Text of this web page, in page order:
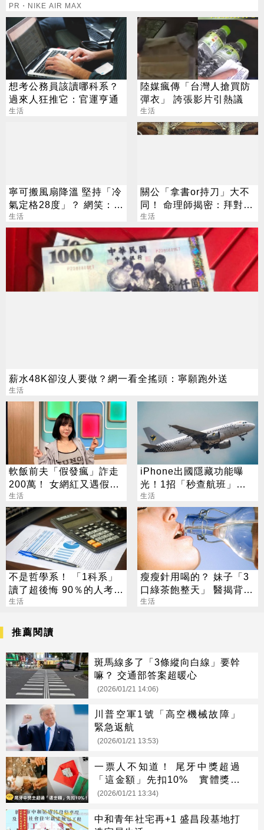
PR・NIKE AIR MAX
想考公務員該讀哪科系？
過來人狂推它：官運亨通
生活
陸媒瘋傳「台灣人搶買防
彈衣」 誇張影片引熱議
生活
寧可搬風扇降溫 堅持「冷
氣定格28度」？ 網笑：全
台長輩通病
生活
關公「拿書or持刀」大不
同！ 命理師揭密：拜對大
加分、拜錯恐虧本
生活
薪水48K卻沒人要做？網一看全搖頭：寧願跑外送
生活
軟飯前夫「假發瘋」詐走
200萬！ 女網紅又遇假富
豪 養套殺噴2千萬
生活
iPhone出國隱藏功能曝
光！1招「秒查航班」萬
人狂讚：超方便
生活
不是哲學系！ 「1科系」
讀了超後悔 90％的人考不
上證照
生活
瘦瘦針用喝的？ 妹子「3
口綠茶飽整天」 醫揭背後
真相
生活
推薦閱讀
斑馬線多了「3條縱向白線」要幹
嘛？ 交通部答案超暖心
(2026/01/21 14:06)
川普空軍1號「高空機械故障」
緊急返航
(2026/01/21 13:53)
一票人不知道！ 尾牙中獎超過
「這金額」先扣10% 實體獎品
也算
(2026/01/21 13:34)
中和青年社宅再+1 盛昌段基地打